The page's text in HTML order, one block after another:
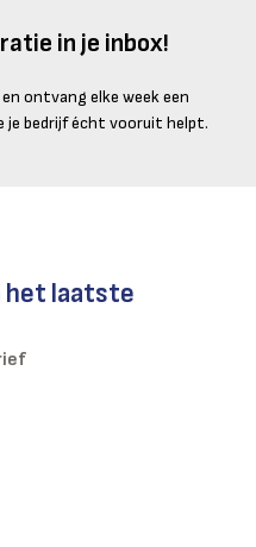
in je inbox!
ontvang elke week een
je bedrijf écht vooruit helpt.
het laatste